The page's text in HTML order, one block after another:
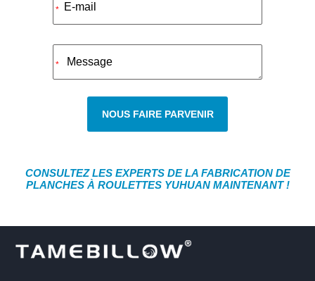
*
*
NOUS FAIRE PARVENIR
CONSULTEZ LES EXPERTS DE LA FABRICATION DE
PLANCHES À ROULETTES YUHUAN MAINTENANT !